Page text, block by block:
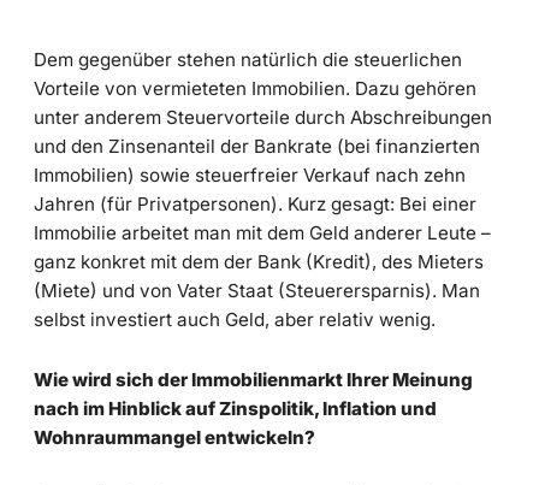
Dem gegenüber stehen natürlich die steuerlichen
Vorteile von vermieteten Immobilien. Dazu gehören
unter anderem Steuervorteile durch Abschreibungen
und den Zinsenanteil der Bankrate (bei finanzierten
Immobilien) sowie steuerfreier Verkauf nach zehn
Jahren (für Privatpersonen). Kurz gesagt: Bei einer
Immobilie arbeitet man mit dem Geld anderer Leute –
ganz konkret mit dem der Bank (Kredit), des Mieters
(Miete) und von Vater Staat (Steuerersparnis). Man
selbst investiert auch Geld, aber relativ wenig.
Wie wird sich der Immobilienmarkt Ihrer Meinung
nach im Hinblick auf Zinspolitik, Inflation und
Wohnraummangel entwickeln?